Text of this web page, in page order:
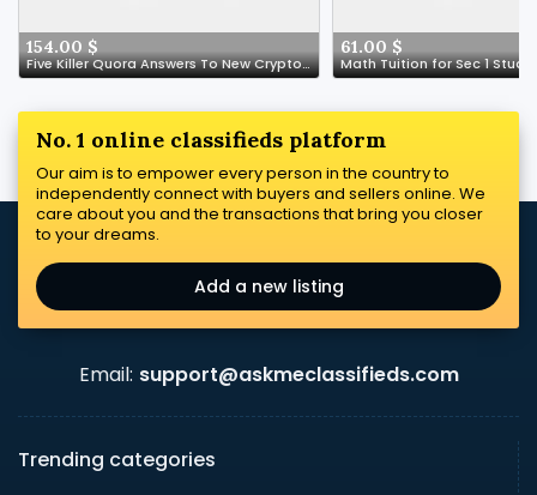
154.00 $
Five Killer Quora Answers To New Crypto Casino
61.00 $
No. 1 online classifieds platform
Our aim is to empower every person in the country to
independently connect with buyers and sellers online. We
care about you and the transactions that bring you closer
to your dreams.
Add a new listing
Email: support@askmeclassifieds.com
Trending categories